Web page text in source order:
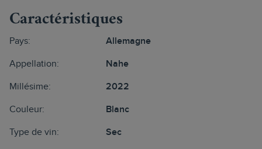
Caractéristiques
Pays: Allemagne
Appellation: Nahe
Millésime: 2022
Couleur: Blanc
Type de vin: Sec